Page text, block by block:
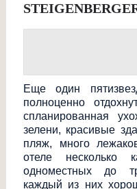
Еще один
полноценно
спланированная
зелени, красивые
пляж, много
отеле несколько
одноместных до
каждый из них